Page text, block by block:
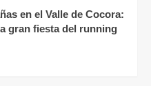
en el Valle de Cocora:
gran fiesta del running